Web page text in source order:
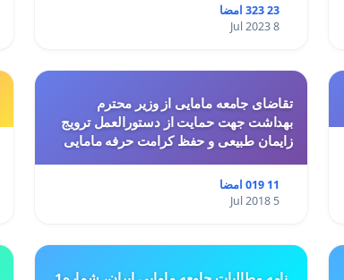
23 323 امضا
8 Jul 2023
تقاضای جامعه مامایی از وزیر محترم
بهداشت جهت حمایت از دستورالعمل ترویج
زایمان طبیعی و حفظ کرامت حرفه مامایی
11 019 امضا
5 Jul 2018